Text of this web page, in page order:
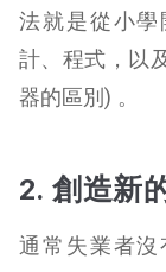
法就是從小
計、程式，以
器的區別) 。
2. 創造新
通常失業者